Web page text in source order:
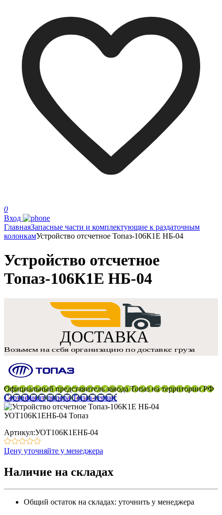
0
Вход
ГлавнаяЗапасные части и комплектующие к раздаточным
колонкамУстройство отсчетное Топаз-106К1Е НБ-04
Устройство отсчетное
Топаз-106К1Е НБ-04
Официальный представитель завода Топаз на территории РФ
Сертификат дилера Топаз-сервис
Артикул:УОТ106К1ЕНБ-04
Цену уточняйте у менеджера
Наличие на складах
Общий остаток на складах: уточнить у менеджера